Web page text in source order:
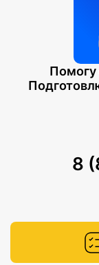
Помогу
8